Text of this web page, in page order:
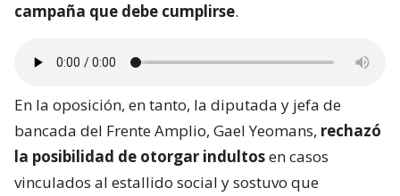
campaña que debe cumplirse.
En la oposición, en tanto, la diputada y jefa de
bancada del Frente Amplio, Gael Yeomans, rechazó
la posibilidad de otorgar indultosen casos
vinculados al estallido social y sostuvo que